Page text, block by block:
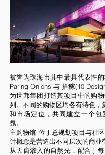
被誉为珠海市其中最具代表性的
Paring Onions 与 拾稼(10
为世邦集团打造其项目中的购
列。不同的购物区均各有特色，
和市场定位，共同建立一个包
氛。
主购物馆 位于总规划项目与社
计概念是营造出不同层次的商业
从天窗渗入的自然光，配合于